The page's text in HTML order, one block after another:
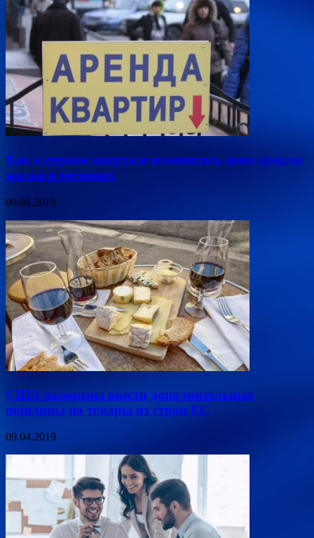
Как в первом квартале изменилась цена аренды
жилья в регионах
09.04.2019
США намерены ввести дополнительные
пошлины на товары из стран ЕС
09.04.2019